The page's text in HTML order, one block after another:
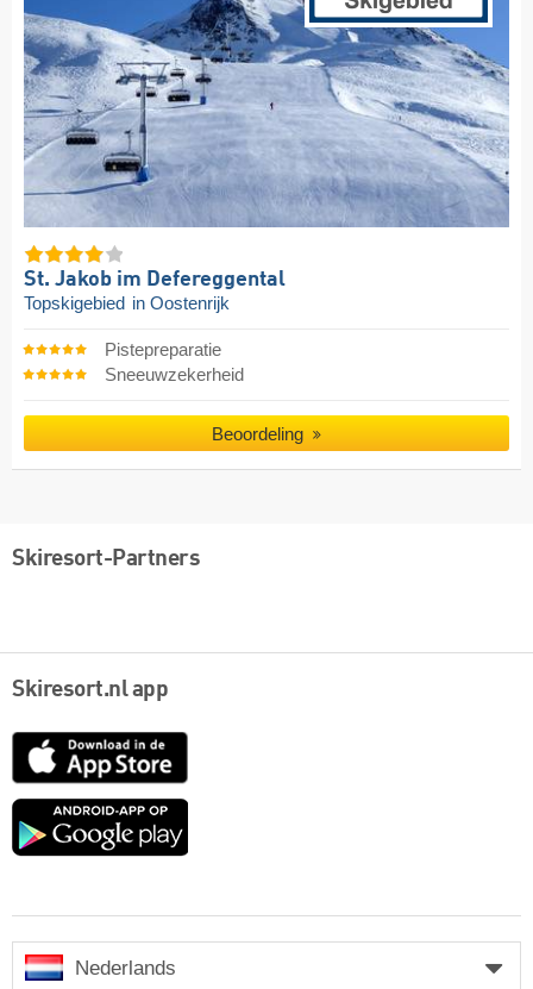
St. Jakob im Defereggental
Topskigebied in Oostenrijk
Pistepreparatie
Sneeuwzekerheid
Beoordeling
Skiresort-Partners
Skiresort.nl app
App
Google
Nederlands